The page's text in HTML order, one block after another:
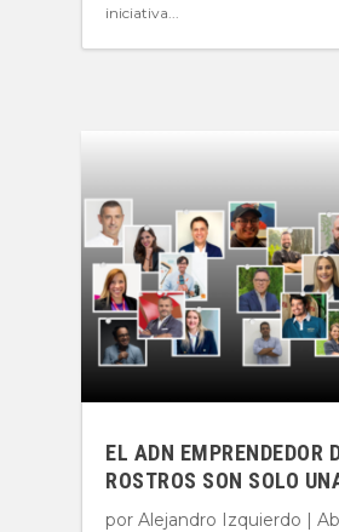
iniciativa...
EL ADN EMPRENDEDOR
ROSTROS SON SOLO
porAlejandro Izquierdo |